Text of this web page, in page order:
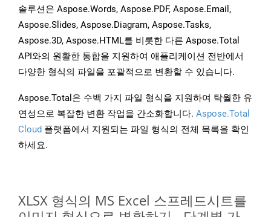
솔루션은 Aspose.Words, Aspose.PDF, Aspose.Email,
Aspose.Slides, Aspose.Diagram, Aspose.Tasks,
Aspose.3D, Aspose.HTML를 비롯한 다른 Aspose.Total
API와의 원활한 통합을 지원하여 애플리케이션 전반에서
다양한 형식의 파일을 포괄적으로 변환할 수 있습니다.
Aspose.Total은 수백 가지 파일 형식을 지원하여 탁월한 유
연성으로 복잡한 변환 작업을 간소화합니다. Aspose.Total
Cloud 플랫폼에서 지원되는 파일 형식의 전체 목록을 확인
하세요.
XLSX 형식의 MS Excel 스프레드시트를